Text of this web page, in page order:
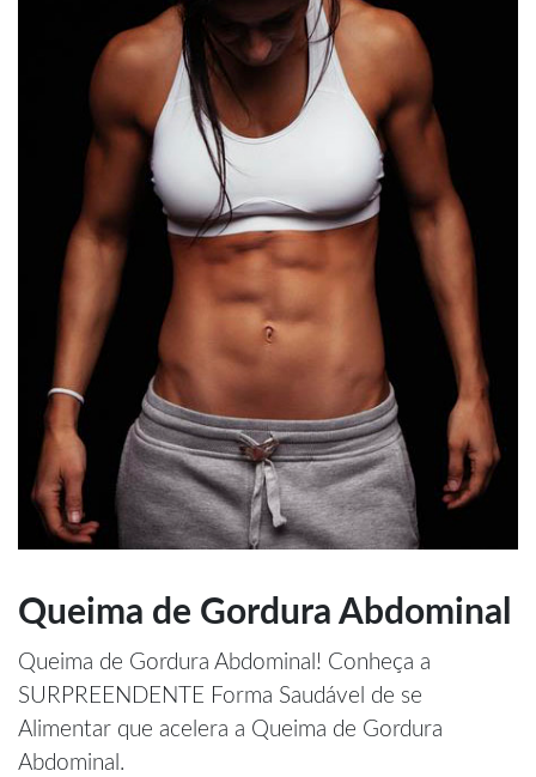
Queima de Gordura Abdominal
Queima de Gordura Abdominal! Conheça a
SURPREENDENTE Forma Saudável de se
Alimentar que acelera a Queima de Gordura
Abdominal.